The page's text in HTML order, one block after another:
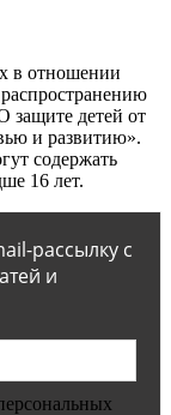
в отношении
защите детей от
и развитию».
содержать
16 лет.
рассылку с
и